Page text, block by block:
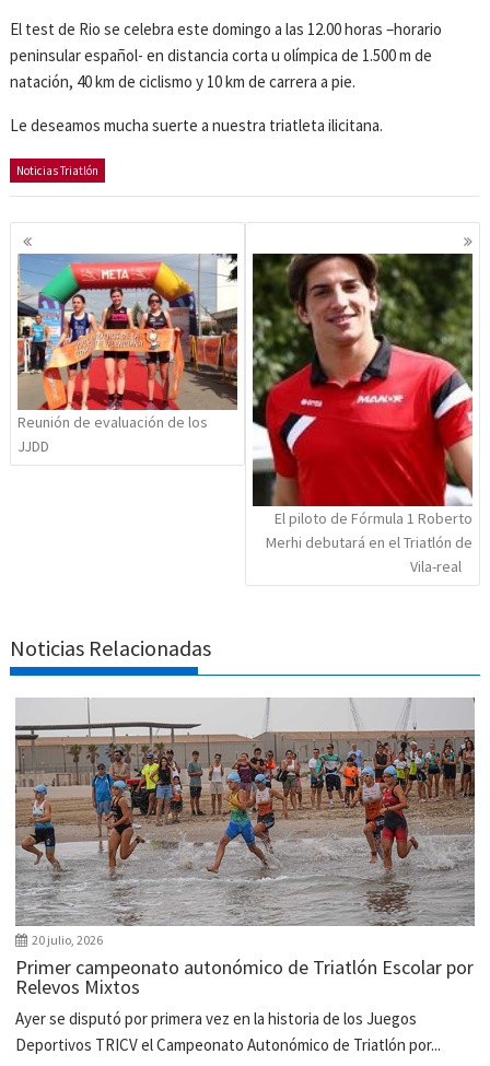
El test de Rio se celebra este domingo a las 12.00 horas –horario
peninsular español- en distancia corta u olímpica de 1.500 m de
natación, 40 km de ciclismo y 10 km de carrera a pie.
Le deseamos mucha suerte a nuestra triatleta ilicitana.
Noticias Triatlón
Navegación
de
entradas
Reunión de evaluación de los
JJDD
El piloto de Fórmula 1 Roberto
Merhi debutará en el Triatlón de
Vila-real
Noticias Relacionadas
20 julio, 2026
Primer campeonato autonómico de Triatlón Escolar por
Relevos Mixtos
Ayer se disputó por primera vez en la historia de los Juegos
Deportivos TRICV el Campeonato Autonómico de Triatlón por...